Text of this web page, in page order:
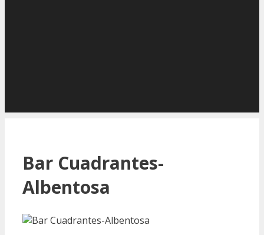
Bar Cuadrantes-
Albentosa